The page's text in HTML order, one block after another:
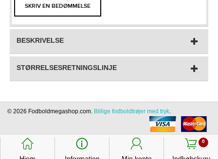
SKRIV EN BEDØMMELSE
BESKRIVELSE
STØRRELSESRETNINGSLINJE
󰃱 󰈢 󰃳 0
󰃦
© 2026 Fodboldmegashop.com. Billige fodboldtrøjer med tryk.